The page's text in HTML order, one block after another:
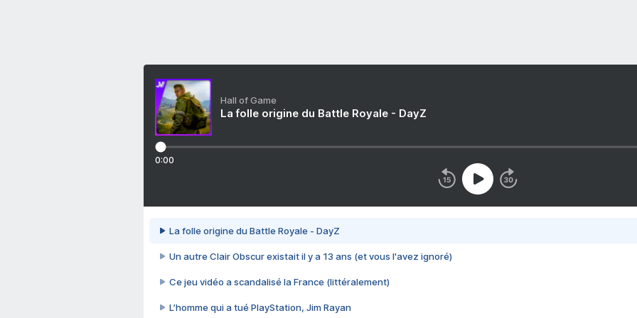
Hall of Game
La folle origine du Battle Royale - DayZ
0:00
La folle origine du Battle Royale - DayZ
Un autre Clair Obscur existait il y a 13 ans (et vous l'avez ignoré)
Ce jeu vidéo a scandalisé la France (littéralement)
L’homme qui a tué PlayStation, Jim Rayan